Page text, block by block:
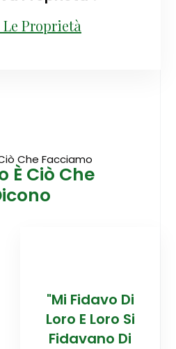
Proprietà
Che Facciamo
È Ciò Che
"Mi Fidavo Di
Loro E Loro Si
Fidavano Di